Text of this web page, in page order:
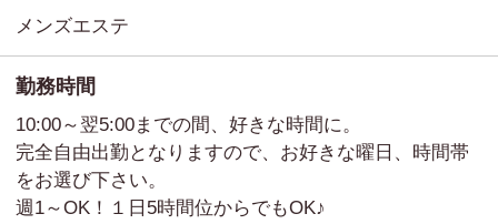
メンズエステ
勤務時間
10:00～翌5:00までの間、好きな時間に。
完全自由出勤となりますので、お好きな曜日、時間帯
をお選び下さい。
週1～OK！１日5時間位からでもOK♪